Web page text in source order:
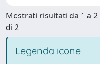
Mostrati risultati da 1 a 2
di 2
Legenda icone